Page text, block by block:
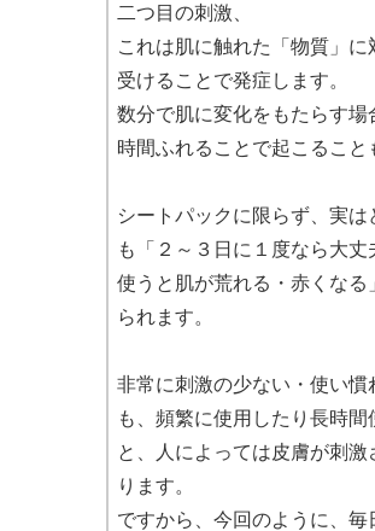
二つ目の刺激、
これは肌に触れた「物質」に
受けることで発症します。
数分で肌に変化をもたらす場
時間ふれることで起こること
シートパックに限らず、実は
も「２～３日に１度なら大丈
使うと肌が荒れる・赤くなる
られます。
非常に刺激の少ない・使い慣
も、頻繁に使用したり長時間
と、人によっては皮膚が刺激
ります。
ですから、今回のように、毎